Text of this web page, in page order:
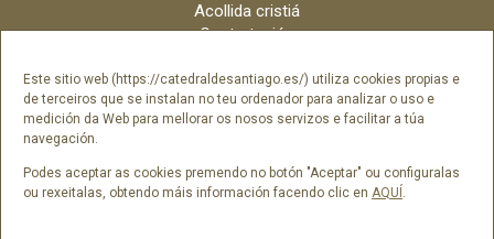
Este sitio web (https://catedraldesantiago.es/) utiliza cookies propias e
de terceiros que se instalan no teu ordenador para analizar o uso e
medición da Web para mellorar os nosos servizos e facilitar a túa
navegación.
Podes aceptar as cookies premendo no botón "Aceptar" ou configuralas
ou rexeitalas, obtendo máis información facendo clic en AQUÍ.
Acollida cristiá
Contratación
Arquidiócese
Créditos
Catálogo Dixital